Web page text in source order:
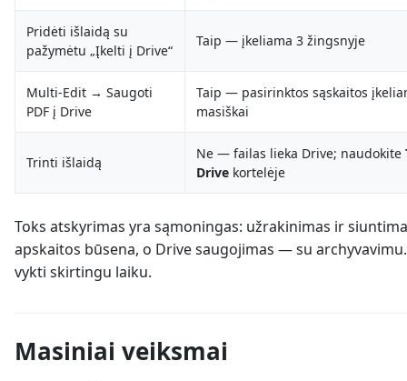
Pridėti išlaidą su
pažymėtu „Įkelti į Drive“
Taip — įkeliama 3 žingsnyje
Multi-Edit → Saugoti
PDF į Drive
Taip — pasirinktos sąskaitos
masiškai
Trinti išlaidą
Ne — failas lieka Drive; naudokite
Drive kortelėje
Toks atskyrimas yra sąmoningas: užrakinimas ir
apskaitos būsena, o Drive saugojimas — su
vykti skirtingu laiku.
Masiniai veiksmai